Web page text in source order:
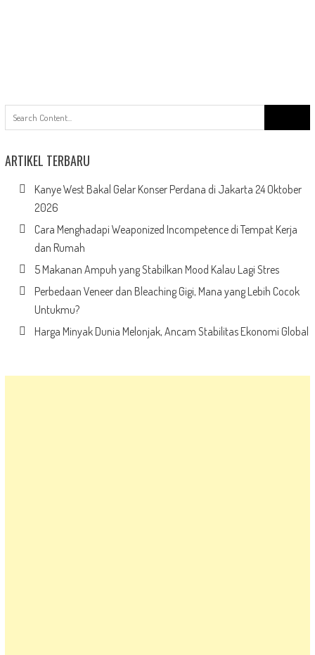
for:
ARTIKEL TERBARU
Kanye West Bakal Gelar Konser Perdana di Jakarta 24 Oktober
2026
Cara Menghadapi Weaponized Incompetence di Tempat Kerja
dan Rumah
5 Makanan Ampuh yang Stabilkan Mood Kalau Lagi Stres
Perbedaan Veneer dan Bleaching Gigi, Mana yang Lebih Cocok
Untukmu?
Harga Minyak Dunia Melonjak, Ancam Stabilitas Ekonomi Global